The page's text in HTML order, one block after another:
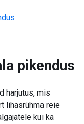
pikendus
harjutus, mis
lihasrühma reie
kui ka